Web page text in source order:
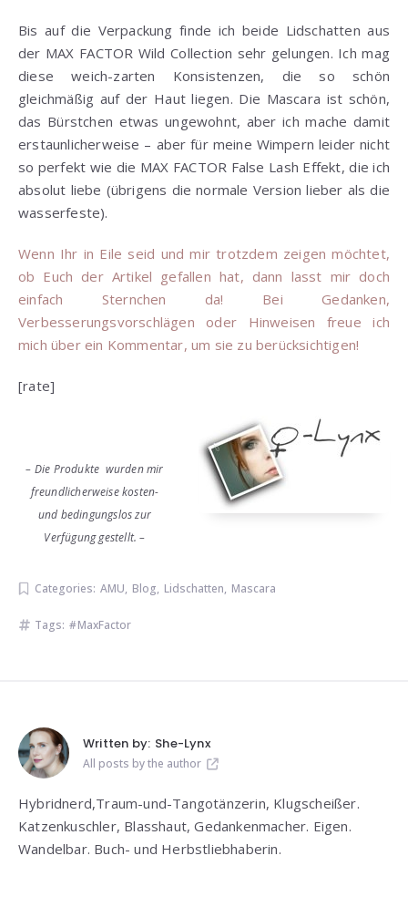
Bis auf die Verpackung finde ich beide Lidschatten aus
der MAX FACTOR Wild Collection sehr gelungen. Ich mag
diese weich-zarten Konsistenzen, die so schön
gleichmäßig auf der Haut liegen. Die Mascara ist schön,
das Bürstchen etwas ungewohnt, aber ich mache damit
erstaunlicherweise – aber für meine Wimpern leider nicht
so perfekt wie die MAX FACTOR False Lash Effekt, die ich
absolut liebe (übrigens die normale Version lieber als die
wasserfeste).
Wenn Ihr in Eile seid und mir trotzdem zeigen möchtet,
ob Euch der Artikel gefallen hat, dann lasst mir doch
einfach Sternchen da! Bei Gedanken,
Verbesserungsvorschlägen oder Hinweisen freue ich
mich über ein Kommentar, um sie zu berücksichtigen!
[rate]
– Die Produkte wurden mir
freundlicherweise kosten-
und bedingungslos zur
Verfügung gestellt. –
Categories: AMU, Blog, Lidschatten, Mascara
Tags: MaxFactor
Written by: She-Lynx
All posts by the author
Hybridnerd,Traum-und-Tangotänzerin, Klugscheißer.
Katzenkuschler, Blasshaut, Gedankenmacher. Eigen.
Wandelbar. Buch- und Herbstliebhaberin.